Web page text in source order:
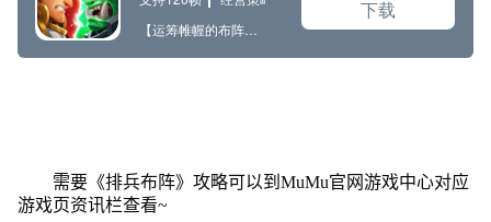
需要《排兵布阵》攻略可以到MuMu官网游戏中心对应
游戏页资讯栏查看~